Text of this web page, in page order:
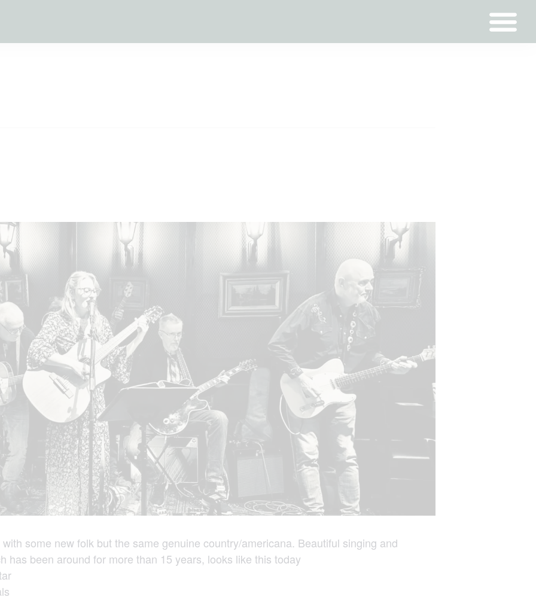
some new folk but the same genuine country/americana. Beautiful singing and
has been around for more than 15 years, looks like this today